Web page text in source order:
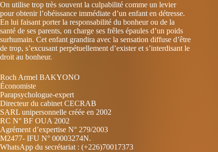
On utilise trop très souvent la culpabilité comme un levier
pour obtenir l’obéissance immédiate d’un enfant en détresse.
En lui faisant porter la responsabilité du bonheur ou de la
santé de ses parents, on charge ses frêles épaules d’un poids
surhumain. Cet enfant grandira avec la sensation diffuse d’être
de trop, s’excusant perpétuellement d’exister et s’interdisant le
droit au bonheur.
Roch Armel BAKYONO
Économiste
Parapsychologue-expert
Directeur du cabinet CECRAB
SARL unipersonnelle créée en 2002
RC N° BF OUA 2002
Agrément d’expertise N° 279/2003
M2477- IFU N° 00003274N.
WhatsApp du secrétariat : (+226)70017373